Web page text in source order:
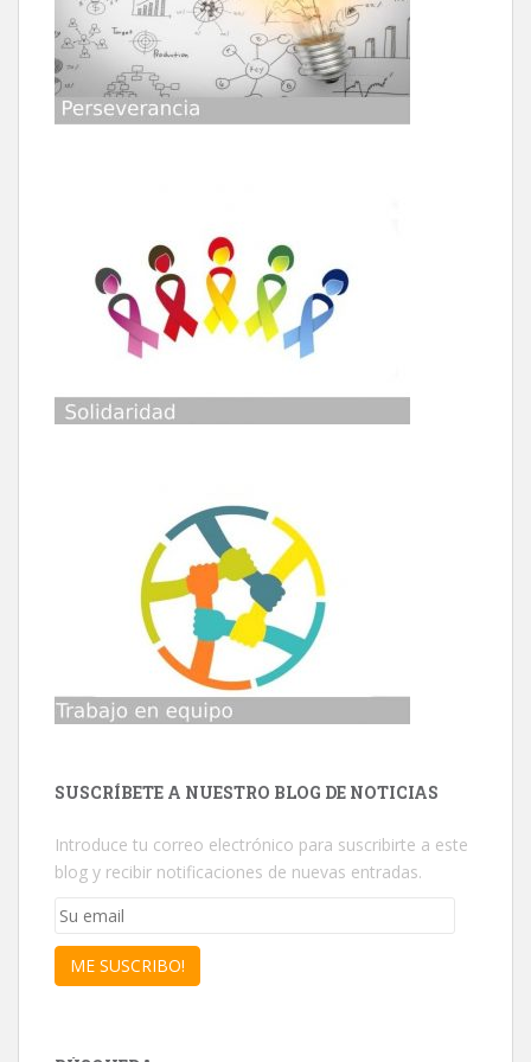
SUSCRÍBETE A NUESTRO BLOG DE NOTICIAS
Introduce tu correo electrónico para suscribirte a este
blog y recibir notificaciones de nuevas entradas.
Su
ME SUSCRIBO!